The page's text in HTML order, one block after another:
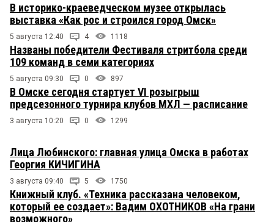
В историко-краеведческом музее открылась
выставка «Как рос и строился город Омск»
5 августа 12:40 4 1118
Названы победители Фестиваля стритбола среди
109 команд в семи категориях
5 августа 09:30 0 897
В Омске сегодня стартует VI розыгрыш
предсезонного турнира клубов МХЛ — расписание
3 августа 10:20 0 1299
Лица Любинского: главная улица Омска в работах
Георгия КИЧИГИНА
3 августа 09:40 5 1750
Книжный клуб. «Техника рассказана человеком,
который ее создает»: Вадим ОХОТНИКОВ «На грани
возможного»